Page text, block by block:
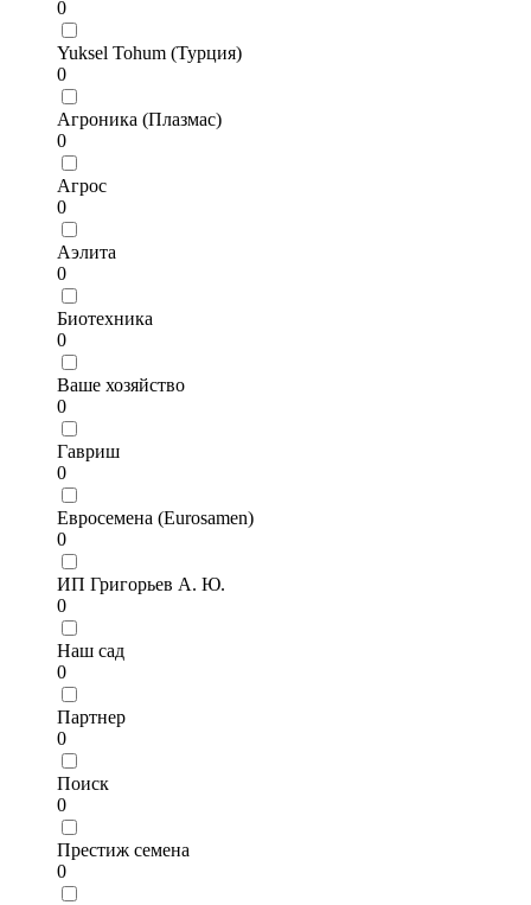
0
Yuksel Tohum (Турция)
0
Агроника (Плазмас)
0
Агрос
0
Аэлита
0
Биотехника
0
Ваше хозяйство
0
Гавриш
0
Евросемена (Eurosamen)
0
ИП Григорьев А. Ю.
0
Наш сад
0
Партнер
0
Поиск
0
Престиж семена
0